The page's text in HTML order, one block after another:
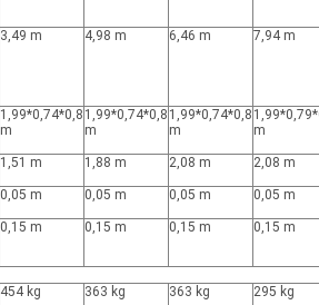
3,49 m 4,98 m 6,46 m 7,94 m
1,99*0,74*0,8
m
1,99*0,74*0,8
m
1,99*0,74*0,8
m
m
1,51 m 1,88 m 2,08 m 2,08 m
0,05 m 0,05 m 0,05 m 0,05 m
0,15 m 0,15 m 0,15 m 0,15 m
454 kg 363 kg 363 kg 295 kg